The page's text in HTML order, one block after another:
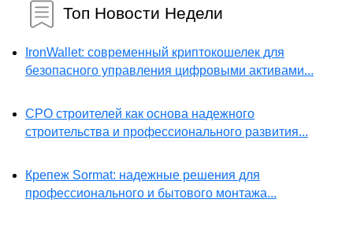
Топ Новости Недели
IronWallet: современный криптокошелек для
безопасного управления цифровыми активами...
СРО строителей как основа надежного
строительства и профессионального развития...
Крепеж Sormat: надежные решения для
профессионального и бытового монтажа...